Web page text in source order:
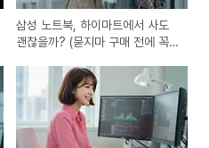
삼성 노트북, 하이마트에서 사도
괜찮을까? (묻지마 구매 전에 꼭